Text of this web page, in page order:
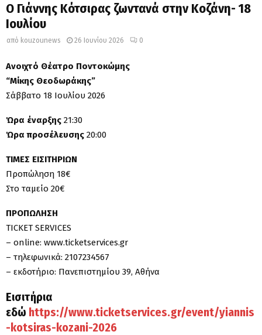
Ο Γιάννης Κότσιρας ζωντανά στην Κοζάνη- 18
Ιουλίου
από kouzounews 26 Ιουνίου 2026 0
Ανοιχτό Θέατρο Ποντοκώμης
“Μίκης Θεοδωράκης”
Σάββατο 18 Ιουλίου 2026
Ώρα έναρξης 21:30
Ώρα προσέλευσης 20:00
ΤΙΜΕΣ ΕΙΣΙΤΗΡΙΩΝ
Προπώληση 18€
Στο ταμείο 20€
ΠΡΟΠΩΛΗΣΗ
TICKET SERVICES
– online: www.ticketservices.gr
– τηλεφωνικά: 2107234567
– εκδοτήριο: Πανεπιστημίου 39, Αθήνα
Εισιτήρια
εδώ https://www.ticketservices.gr/event/yiannis
-kotsiras-kozani-2026